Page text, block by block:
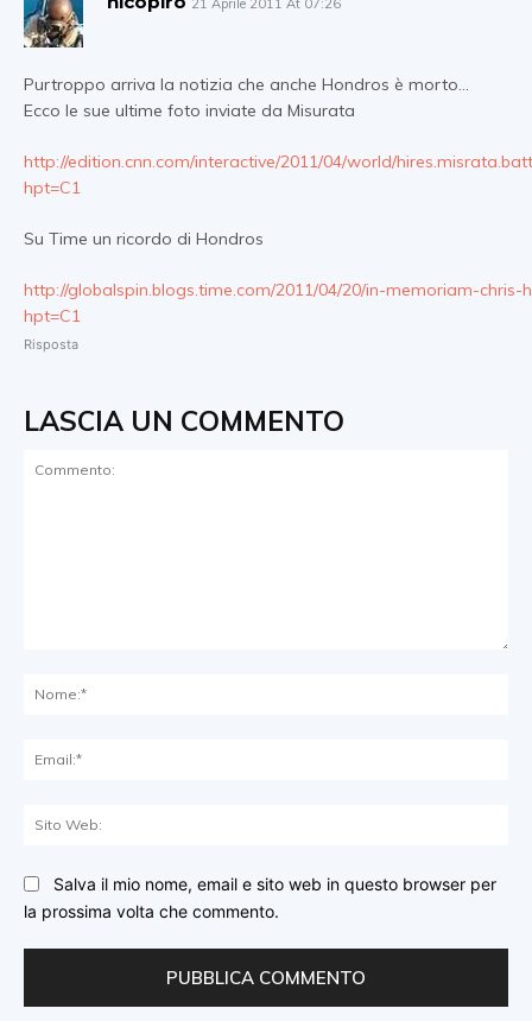
Purtroppo arriva la notizia che anche Hondros è morto…
Ecco le sue ultime foto inviate da Misurata
http://edition.cnn.com/interactive/2011/04/world/
hpt=C1
Su Time un ricordo di Hondros
http://globalspin.blogs.time.com/2011/04/20/in-memoriam-chris-
hpt=C1
Risposta
LASCIA UN COMMENTO
Salva il mio nome, email e sito web in questo browser per
la prossima volta che commento.